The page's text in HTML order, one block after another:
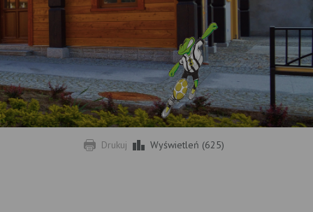
Drukuj Wyświetleń (625)